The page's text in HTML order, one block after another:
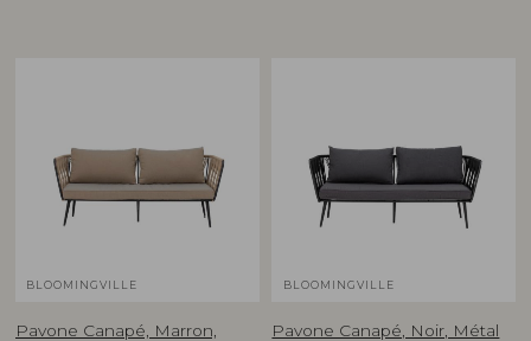
BLOOMINGVILLE
Pavone Canapé, Marron,
BLOOMINGVILLE
Pavone Canapé, Noir, Métal